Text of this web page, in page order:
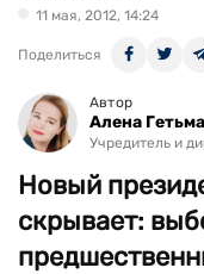
11 мая, 2012, 14:24
Поделиться
Автор
Алена
Учредитель и
Новый
скрывает: